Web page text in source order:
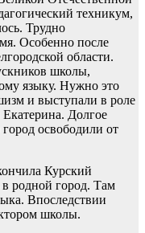
техникум,
Трудно
Особенно после
области.
школы,
языку. Нужно это
и выступали в роле
Екатерина. Долгое
город освободили от
Курский
в родной город. Там
Впоследствии
школы.